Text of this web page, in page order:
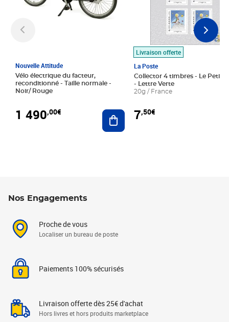
Nouvelle Attitude
Vélo électrique du facteur,
reconditionné - Taille normale -
Noir/ Rouge
1 490,00€ Ajouter au panier
Livraison offerte
La Poste
Collector 4 timbres - Le Petit
- Lettre Verte
20g / France
7,50€
Nos Engagements
Proche de vous
Localiser un bureau de poste
Paiements 100% sécurisés
Livraison offerte dès 25€ d'achat
Hors livres et hors produits marketplace